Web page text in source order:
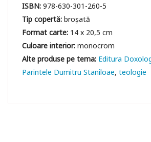
ISBN:978-630-301-260-5
Tip copertă:broșată
Format carte: 14 x 20,5 cm
Culoare interior:monocrom
Editura
Parintele Dumitru Staniloae teologie